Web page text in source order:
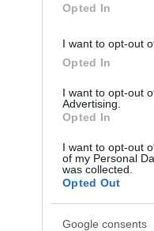
Opted In
I want to opt-out
Opted In
I want to opt-out
Advertising.
Opted In
I want to opt-out
of my Personal
was collected.
Opted Out
Google consents